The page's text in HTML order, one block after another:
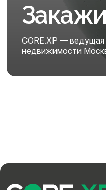
CORE.XP — ведущая
недвижимости